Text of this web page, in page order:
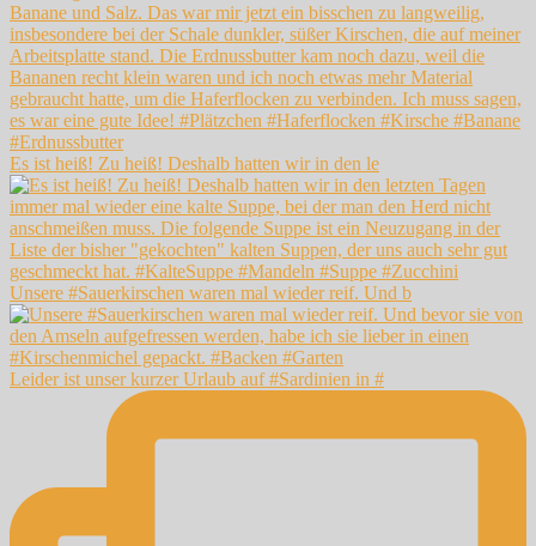
Es ist heiß! Zu heiß! Deshalb hatten wir in den le
Unsere #Sauerkirschen waren mal wieder reif. Und b
Leider ist unser kurzer Urlaub auf #Sardinien in #